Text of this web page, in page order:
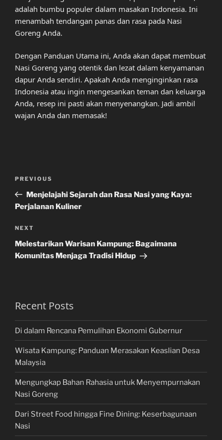
adalah bumbu populer dalam masakan Indonesia. Ini
menambah tendangan panas dan rasa pada Nasi
Goreng Anda.
Dengan Panduan Utama ini, Anda akan dapat membuat
Nasi Goreng yang otentik dan lezat dalam kenyamanan
dapur Anda sendiri. Apakah Anda menginginkan rasa
Indonesia atau ingin mengesankan teman dan keluarga
Anda, resep ini pasti akan menyenangkan. Jadi ambil
wajan Anda dan memasak!
Previous
Post
PREVIOUS
Menjelajahi Sejarah dan Rasa Nasi yang Kaya:
Perjalanan Kuliner
Next
Post
NEXT
Melestarikan Warisan Kampung: Bagaimana
Komunitas Menjaga Tradisi Hidup
Recent Posts
Di dalam Rencana Pemulihan Ekonomi Gubernur
Wisata Kampung: Panduan Merasakan Keaslian Desa
Malaysia
Mengungkap Bahan Rahasia untuk Menyempurnakan
Nasi Goreng
Dari Street Food hingga Fine Dining: Keserbagunaan
Nasi